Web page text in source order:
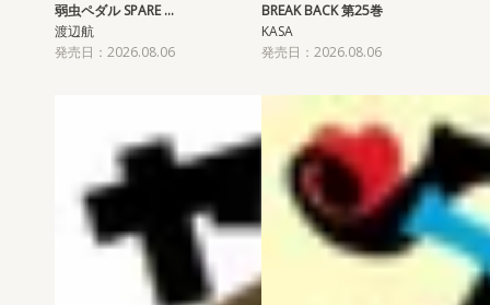
弱虫ペダル SPARE …
渡辺航
発売日：2026.08.06
BREAK BACK 第25巻
KASA
発売日：2026.08.06